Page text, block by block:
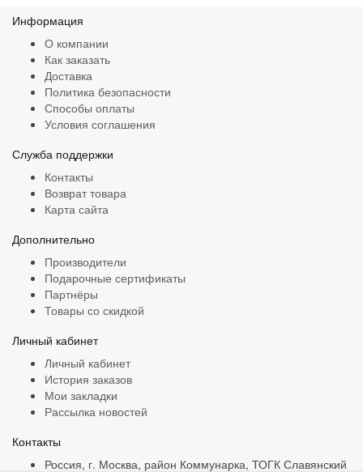
Информация
О компании
Как заказать
Доставка
Политика безопасности
Способы оплаты
Условия соглашения
Служба поддержки
Контакты
Возврат товара
Карта сайта
Дополнительно
Производители
Подарочные сертификаты
Партнёры
Товары со скидкой
Личный кабинет
Личный кабинет
История заказов
Мои закладки
Рассылка новостей
Контакты
Россия, г. Москва, район Коммунарка, ТОГК Славянский